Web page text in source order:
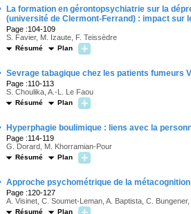
La formation en gérontopsychiatrie sur la
(université de Clermont-Ferrand) : impact sur
Page :104-109
S. Favier, M. Izaute, F. Teissèdre
Résumé Plan
Sevrage tabagique chez les patients fumeurs
Page :110-113
S. Choulika, A.-L. Le Faou
Résumé Plan
Hyperphagie boulimique : liens avec la
Page :114-119
G. Dorard, M. Khorramian-Pour
Résumé Plan
Approche psychométrique de la
Page :120-127
A. Visinet, C. Soumet-Leman, A. Baptista, C.
Résumé Plan